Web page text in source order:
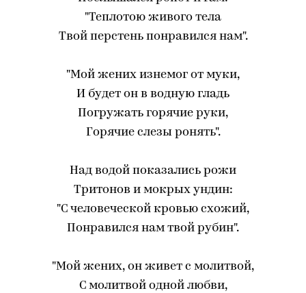
"Теплотою живого тела
Твой перстень понравился нам".
"Мой жених изнемог от муки,
И будет он в водную гладь
Погружать горячие руки,
Горячие слезы ронять".
Над водой показались рожи
Тритонов и мокрых ундин:
"С человеческой кровью схожий,
Понравился нам твой рубин".
"Мой жених, он живет с молитвой,
С молитвой одной любви,